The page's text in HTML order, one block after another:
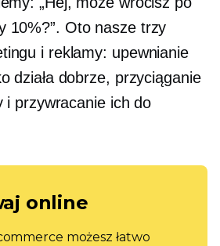
10%?”. Oto nasze trzy
i reklamy: upewnianie
działa dobrze, przyciąganie
i przywracanie ich do
online
możesz łatwo